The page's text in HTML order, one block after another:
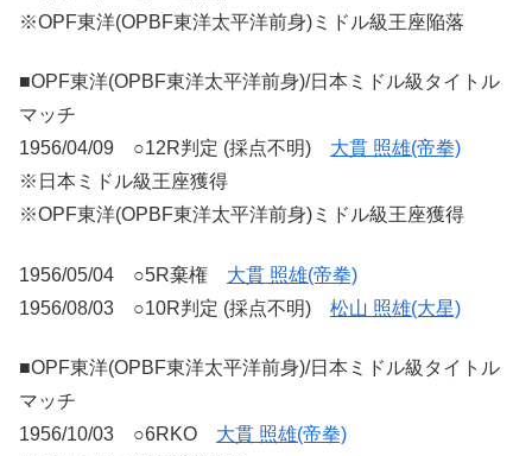
※OPF東洋(OPBF東洋太平洋前身)ミドル級王座陥落
■OPF東洋(OPBF東洋太平洋前身)/日本ミドル級タイトル
マッチ
1956/04/09 ○12R判定 (採点不明) 大貫 照雄(帝拳)
※日本ミドル級王座獲得
※OPF東洋(OPBF東洋太平洋前身)ミドル級王座獲得
1956/05/04 ○5R棄権 大貫 照雄(帝拳)
1956/08/03 ○10R判定 (採点不明) 松山 照雄(大星)
■OPF東洋(OPBF東洋太平洋前身)/日本ミドル級タイトル
マッチ
1956/10/03 ○6RKO 大貫 照雄(帝拳)